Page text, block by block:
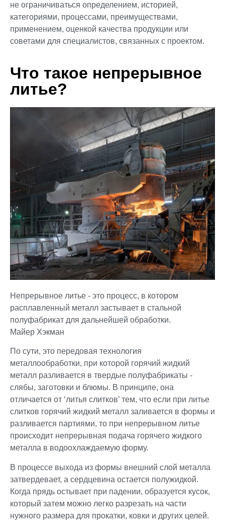
не ограничиваться определением, историей,
категориями, процессами, преимуществами,
применением, оценкой качества продукции или
советами для специалистов, связанных с проектом.
Что такое непрерывное
литье?
Непрерывное литье - это процесс, в котором
расплавленный металл застывает в стальной
полуфабрикат для дальнейшей обработки.
Майер Хэкман
По сути, это передовая технология
металлообработки, при которой горячий жидкий
металл разливается в твердые полуфабрикаты -
слябы, заготовки и блюмы. В принципе, она
отличается от ‘литья слитков’ тем, что если при литье
слитков горячий жидкий металл заливается в формы и
разливается партиями, то при непрерывном литье
происходит непрерывная подача горячего жидкого
металла в водоохлаждаемую форму.
В процессе выхода из формы внешний слой металла
затвердевает, а сердцевина остается полужидкой.
Когда прядь остывает при падении, образуется кусок,
который затем можно легко разрезать на части
нужного размера для прокатки, ковки и других целей.